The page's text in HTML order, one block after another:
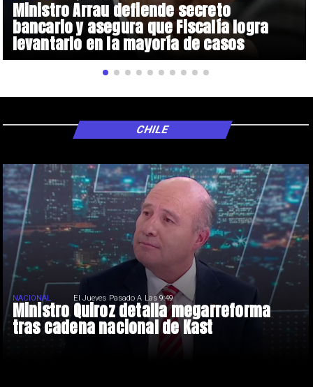
Ministro Arrau defiende secreto
bancario y asegura que Fiscalía logra
levantarlo en la mayoría de casos
Ministro Quiroz detalla megarreforma
tras cadena nacional de Kast
NACIONAL El Jueves Pasado A Las 9:49
CHILE